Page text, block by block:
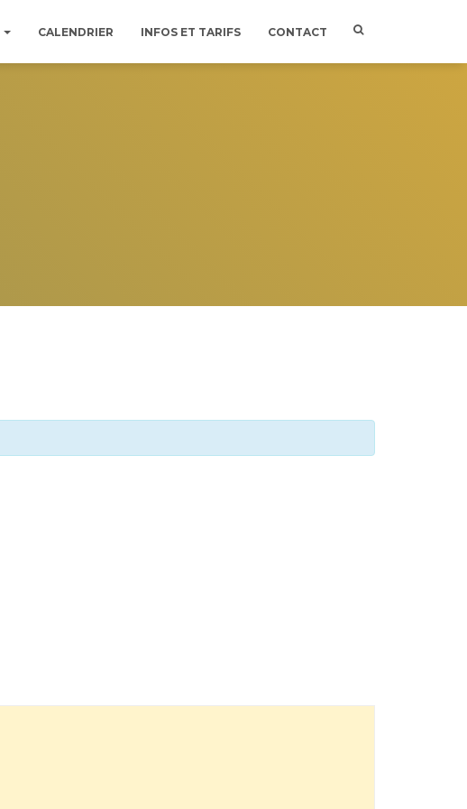
CALENDRIER INFOS ET TARIFS CONTACT